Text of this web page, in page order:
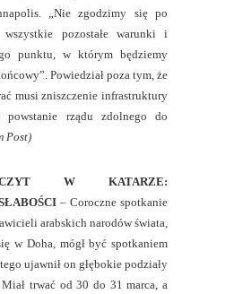
„Nie zgodzimy się po
wszystkie pozostałe warunki i
punktu, w którym będziemy
Powiedział poza tym, że
musi zniszczenie infrastruktury
powstanie rządu zdolnego do
Post)
W KATARZE:
– Coroczne spotkanie
arabskich narodów świata,
w Doha, mógł być spotkaniem
ujawnił on głębokie podziały
trwać od 30 do 31 marca, a